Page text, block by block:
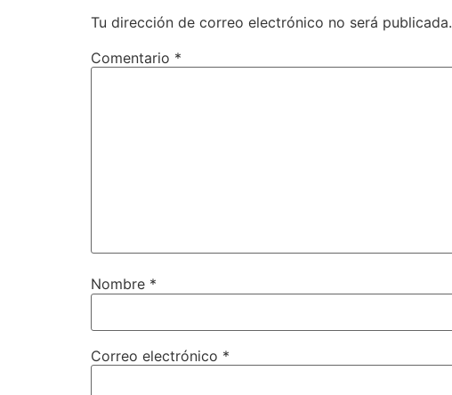
Tu dirección de correo electrónico no será publicada.
Comentario *
Nombre *
Correo electrónico *